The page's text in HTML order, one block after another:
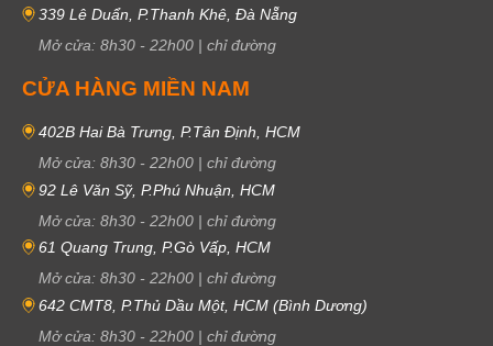
339 Lê Duẩn, P.Thanh Khê, Đà Nẵng
Mở cửa: 8h30 - 22h00 | chỉ đường
CỬA HÀNG MIỀN NAM
402B Hai Bà Trưng, P.Tân Định, HCM
Mở cửa: 8h30 - 22h00 | chỉ đường
92 Lê Văn Sỹ, P.Phú Nhuận, HCM
Mở cửa: 8h30 - 22h00 | chỉ đường
61 Quang Trung, P.Gò Vấp, HCM
Mở cửa: 8h30 - 22h00 | chỉ đường
642 CMT8, P.Thủ Dầu Một, HCM (Bình Dương)
Mở cửa: 8h30 - 22h00 | chỉ đường